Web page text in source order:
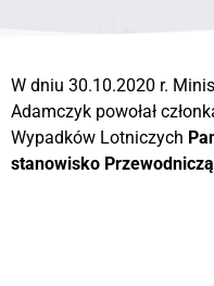
W dniu 30.10.2020 r.
Adamczyk powołał
Wypadków Lotniczych
stanowisko